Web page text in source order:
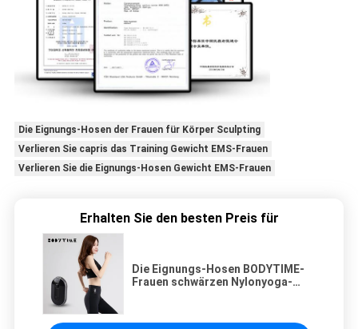
Die Eignungs-Hosen der Frauen für Körper Sculpting
Verlieren Sie capris das Training Gewicht EMS-Frauen
Verlieren Sie die Eignungs-Hosen Gewicht EMS-Frauen
Erhalten Sie den besten Preis für
Die Eignungs-Hosen BODYTIME-
Frauen schwärzen Nylonyoga-
dünn